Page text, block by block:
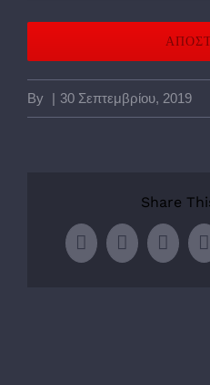
By | 30 Σεπτεμβρίου, 2019
Share
Facebook
Twitter